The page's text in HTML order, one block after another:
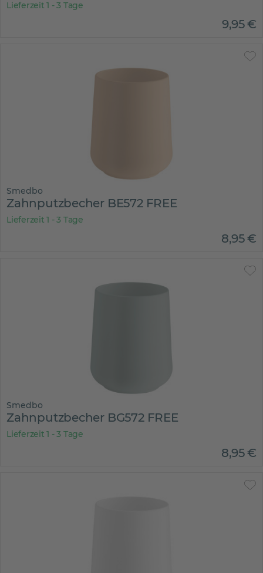
Lieferzeit 1 - 3 Tage
9,95€
Smedbo
Zahnputzbecher BE572 FREE
Lieferzeit 1 - 3 Tage
8,95€
Smedbo
Zahnputzbecher BG572 FREE
Lieferzeit 1 - 3 Tage
8,95€